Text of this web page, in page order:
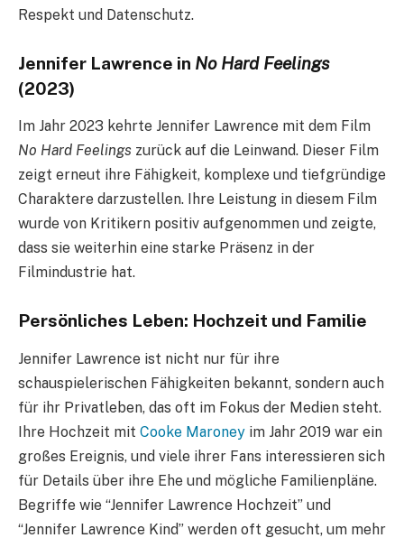
Respekt und Datenschutz.
Jennifer Lawrence in No Hard Feelings
(2023)
Im Jahr 2023 kehrte Jennifer Lawrence mit dem Film
No Hard Feelings zurück auf die Leinwand. Dieser Film
zeigt erneut ihre Fähigkeit, komplexe und tiefgründige
Charaktere darzustellen. Ihre Leistung in diesem Film
wurde von Kritikern positiv aufgenommen und zeigte,
dass sie weiterhin eine starke Präsenz in der
Filmindustrie hat.
Persönliches Leben: Hochzeit und Familie
Jennifer Lawrence ist nicht nur für ihre
schauspielerischen Fähigkeiten bekannt, sondern auch
für ihr Privatleben, das oft im Fokus der Medien steht.
Ihre Hochzeit mit Cooke Maroney im Jahr 2019 war ein
großes Ereignis, und viele ihrer Fans interessieren sich
für Details über ihre Ehe und mögliche Familienpläne.
Begriffe wie “Jennifer Lawrence Hochzeit” und
“Jennifer Lawrence Kind” werden oft gesucht, um mehr